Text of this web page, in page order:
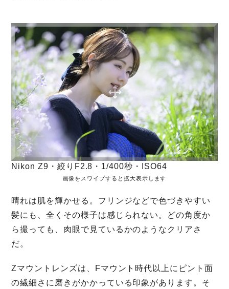
Nikon Z9・絞りF2.8・1/400秒・ISO64
画像をスワイプすると拡大表示します
晴れは肌を輝かせる。フリンジなどで色づきやすい
髪にも、全くその様子は感じられない。どの角度か
ら撮っても、肉眼で見ているかのようなクリアさ
だ。
Zマウントレンズは、Fマウント時代以上にピント面
の繊細さに磨きがかかっている印象があります。そ